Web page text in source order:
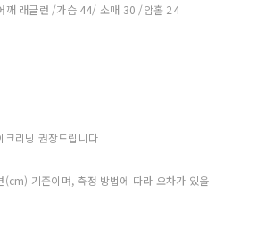
깨 래글런 /가슴 44/ 소매 30 /암홀 24
크리닝 권장드립니다
(cm) 기준이며, 측정 방법에 따라 오차가 있을